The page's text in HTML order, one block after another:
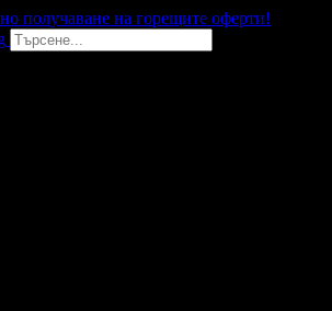
получаване на горещите оферти!